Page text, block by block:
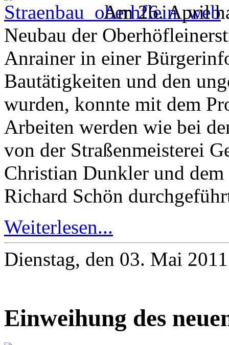
Am 26. April
Neubau der
Anrainer in einer
Bautätigkeiten und den
wurden, konnte mit dem
Arbeiten werden wie bei
von der Straßenmeisterei
Christian Dunkler und
Richard Schön
Weiterlesen...
Dienstag, den 03. Mai
Einweihung des